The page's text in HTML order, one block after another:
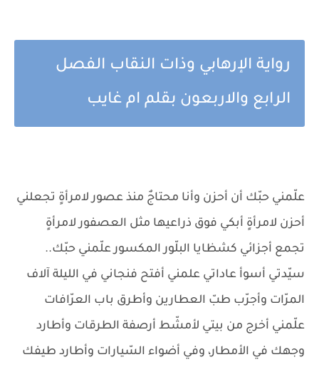
رواية الإرهابي وذات النقاب الفصل
الرابع والاربعون بقلم ام غايب
علّمني حبّك أن أحزن وأنا محتاجٌ منذ عصور لامرأةٍ تجعلني
أحزن لامرأةٍ أبكي فوق ذراعيها مثل العصفور لامرأةٍ
تجمع أجزائي كشظايا البلّور المكسور علّمني حبّك..
سيّدتي أسوأ عاداتي علمني أفتح فنجاني في الليلة آلاف
المرّات وأجرّب طبّ العطارين وأطرق باب العرّافات
علّمني أخرج من بيتي لأمشّط أرصفة الطرقات وأطارد
وجهك في الأمطار، وفي أضواء السّيارات وأطارد طيفك